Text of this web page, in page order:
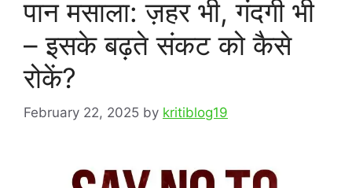
पान मसाला: ज़हर भी, गंदगी भी
– इसके बढ़ते संकट को कैसे
रोकें?
February 22, 2025 by kritiblog19